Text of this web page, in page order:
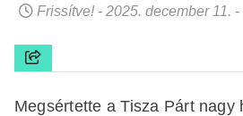
Frissítve! - 2025. december 11. -
Megsértette a Tisza Párt nagy